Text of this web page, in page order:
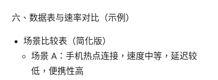
六、数据表与速率对比（示例）
场景比较表（简化版）
场景 A：手机热点连接，速度中等，延迟较
低，便携性高